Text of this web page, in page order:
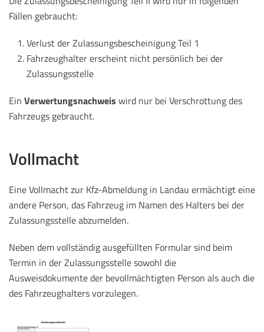
Fällen gebraucht:
Verlust der Zulassungsbescheinigung Teil 1
Fahrzeughalter erscheint nicht persönlich bei der
Zulassungsstelle
Ein Verwertungsnachweis wird nur bei Verschrottung des
Fahrzeugs gebraucht.
Vollmacht
Eine Vollmacht zur Kfz-Abmeldung in Landau ermächtigt eine
andere Person, das Fahrzeug im Namen des Halters bei der
Zulassungsstelle abzumelden.
Neben dem vollständig ausgefüllten Formular sind beim
Termin in der Zulassungsstelle sowohl die
Ausweisdokumente der bevollmächtigten Person als auch die
des Fahrzeughalters vorzulegen.